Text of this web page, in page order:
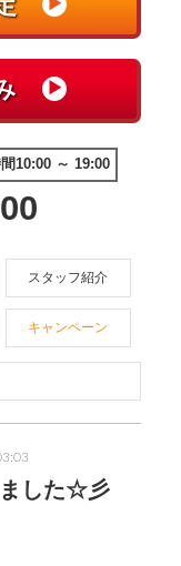
10:00 ～ 19:00
スタッフ紹介
キャンペーン
した☆彡